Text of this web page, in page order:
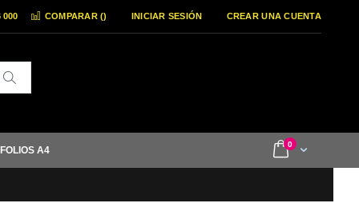
COMPARAR () INICIAR SESIÓN CREAR UNA CUENTA
000
Cart
0items
A4